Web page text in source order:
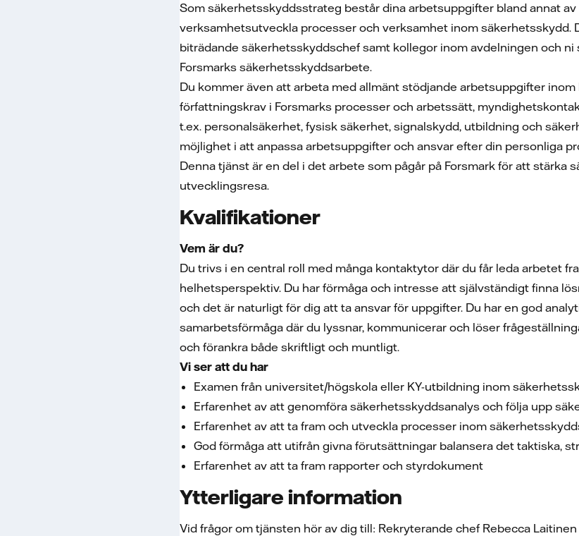
Som säkerhetsskyddsstrateg består dina arbetsuppgifter bland annat
verksamhetsutveckla processer och verksamhet inom
biträdande säkerhetsskyddschef samt kollegor inom avdelningen och
Forsmarks säkerhetsskyddsarbete.
Du kommer även att arbeta med allmänt stödjande arbetsuppgifter
författningskrav i Forsmarks processer och arbetssätt,
t.ex. personalsäkerhet, fysisk säkerhet, signalskydd, utbildning och
möjlighet i att anpassa arbetsuppgifter och ansvar efter din personliga
Denna tjänst är en del i det arbete som pågår på Forsmark för att
utvecklingsresa.
Kvalifikationer
Vem är du?
Du trivs i en central roll med många kontaktytor där du får leda arbetet
helhetsperspektiv. Du har förmåga och intresse att självständigt finna
och det är naturligt för dig att ta ansvar för uppgifter. Du har en god
samarbetsförmåga där du lyssnar, kommunicerar och löser
och förankra både skriftligt och muntligt.
Vi ser att du har
Examen från universitet/högskola eller KY-utbildning inom
Erfarenhet av att genomföra säkerhetsskyddsanalys och följa upp
Erfarenhet av att ta fram och utveckla processer inom
God förmåga att utifrån givna förutsättningar balansera det taktiska,
Erfarenhet av att ta fram rapporter och styrdokument
Ytterligare information
Vid frågor om tjänsten hör av dig till: Rekryterande chef Rebecca